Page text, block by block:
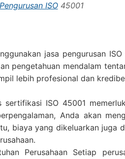
ISO45001
jasa pengurusan
pengetahuan mendalam
lebih profesional dan
sertifikasi ISO 45001
Anda akan
biaya yang dikeluarkan juga
Perusahaan Setiap